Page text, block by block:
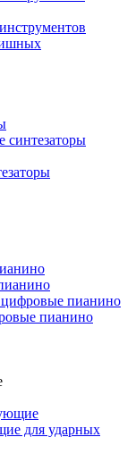
синтезаторы
пианино
пианино
для ударных